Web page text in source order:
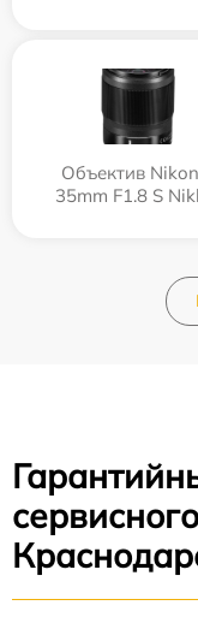
Объектив
35mm F1.8 S